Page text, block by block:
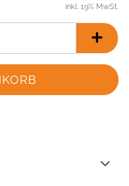
inkl. 19% MwSt.